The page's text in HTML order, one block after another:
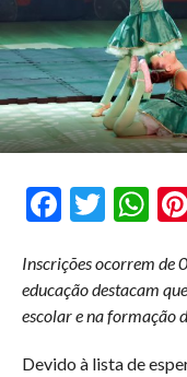
FacebookTwitter
Inscrições ocorrem de
educação destacam
escolar e na formação
Devido à lista de